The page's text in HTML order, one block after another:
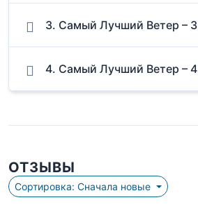
3. Самый Лучший Ветер – 3
4. Самый Лучший Ветер – 4
ОТЗЫВЫ
Сортировка: Сначала новые